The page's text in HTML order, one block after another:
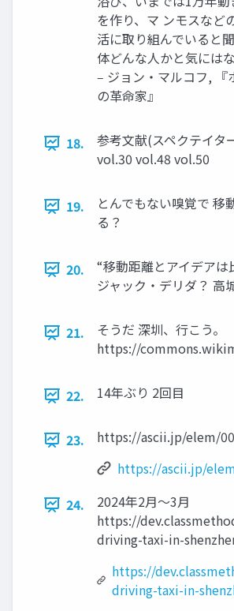
を作り、マ ンモスなど
活に取り組んでいると
体どんな人かと気には
‒ ジョン・マルコフ, 『
の革命家』
18.
参考文献(スペクテイタ
vol.30 vol.48 vol.50
19.
とんでもない嗅覚で 移
る？
20.
“移動距離とアイデアは
ジャック・デリダ？ 高
21.
そうだ 深圳、行こう。
https://
22. 14年ぶり 2回目
23.
https://ascii.jp/elem/
https://ascii.jp/
24.
2024年2月〜3月
https://
driving-taxi-in-
https://
driving-taxi-in-